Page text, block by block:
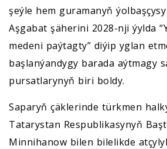
şeýle hem guramanyň
Aşgabat şäherini 2028-nji ýylda
medeni paýtagty” diýip yglan
başlanýandygy barada aýtmagy
pursatlarynyň biri boldy.
Saparyň çäklerinde türkmen
Tatarystan Respublikasynyň
Minnihanow bilen bilelikde